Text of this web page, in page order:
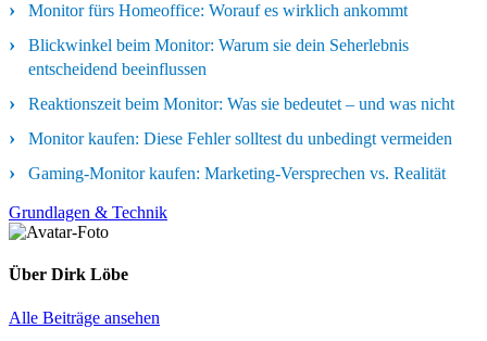
Monitor fürs Homeoffice: Worauf es wirklich ankommt
Blickwinkel beim Monitor: Warum sie dein Seherlebnis
entscheidend beeinflussen
Reaktionszeit beim Monitor: Was sie bedeutet – und was nicht
Monitor kaufen: Diese Fehler solltest du unbedingt vermeiden
Gaming-Monitor kaufen: Marketing-Versprechen vs. Realität
Grundlagen & Technik
Über Dirk Löbe
Alle Beiträge ansehen